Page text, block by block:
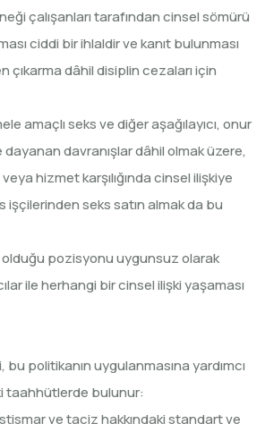
çalışanları tarafından cinsel sömürü
ciddi bir ihlaldir ve kanıt bulunması
çıkarma dâhil disiplin cezaları için
amaçlı seks ve diğer aşağılayıcı, onur
dayanan davranışlar dâhil olmak üzere,
hizmet karşılığında cinsel ilişkiye
işçilerinden seks satın almak da bu
pozisyonu uygunsuz olarak
ile herhangi bir cinsel ilişki yaşaması
bu politikanın uygulanmasına yardımcı
taahhütlerde bulunur:
ve taciz hakkındaki standart ve